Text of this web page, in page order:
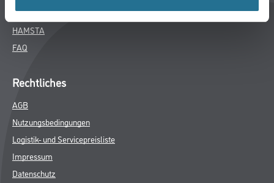
M-Plus
HAMSTA
FAQ
Rechtliches
AGB
Nutzungsbedingungen
Logistik- und Servicepreisliste
Impressum
Datenschutz